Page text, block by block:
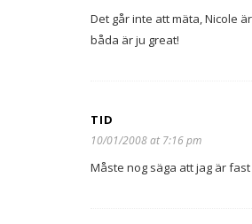
Det går inte att mäta, Nicole
båda är ju great!
TID
10/01/2008 at 7:16 pm
Måste nog säga att jag är